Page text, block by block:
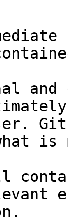
and
what